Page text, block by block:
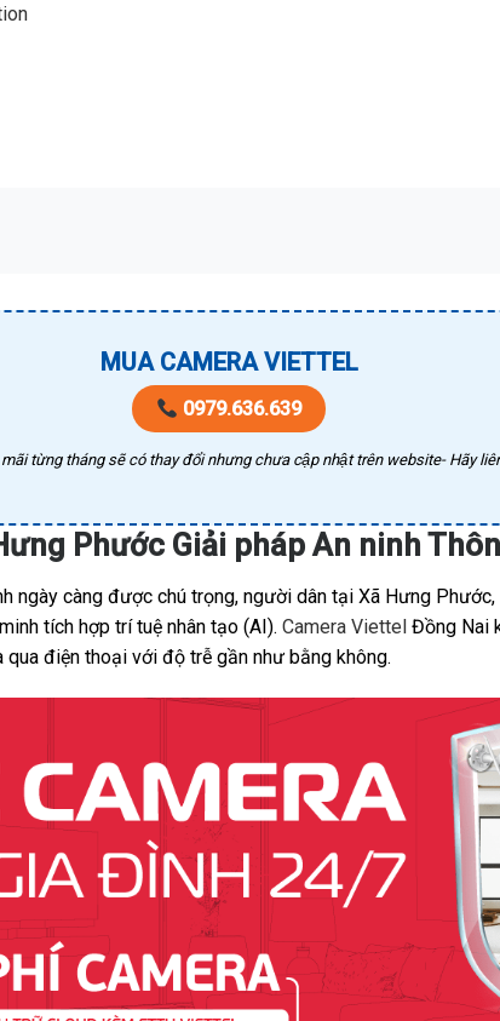
MUA CAMERA VIETTEL
0979.636.639
từng tháng sẽ có thay đổi nhưng chưa cập nhật trên website- Hãy
Phước Giải pháp An ninh
ngày càng được chú trọng, người dân tại Xã Hưng
tích hợp trí tuệ nhân tạo (AI). Camera Viettel Đồng Nai
điện thoại với độ trễ gần như bằng không.